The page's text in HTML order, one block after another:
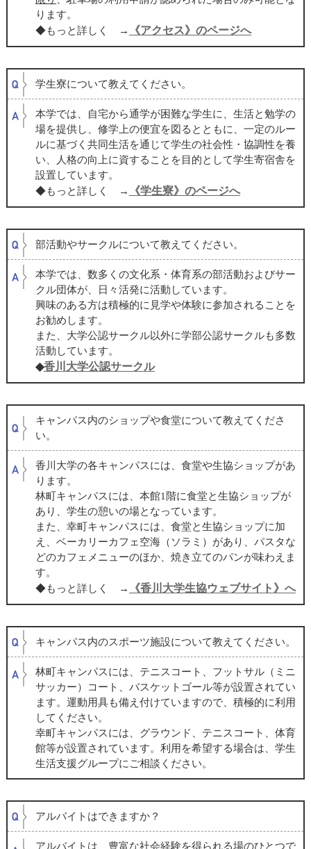
ります。
◆もっと詳しく →
《アクセス》のページへ
学生寮について教えてください。
本学では、自宅から通学が困難な学生に、生活と勉学の
場を提供し、修学上の便宜を図るとともに、一定のルー
ルに基づく共同生活を通じて学生の社会性・協調性を養
い、人格の向上に資することを目的として学生寄宿舎を
設置しています。
◆もっと詳しく →
《学生寮》のページへ
部活動やサークルについて教えてください。
本学では、 数多くの文化系・体育系の部活動およびサー
クル団体が、日々活発に活動しています。
興味のある方は積極的に見学や体験に参加されることを
お勧めします。
また、大学公認サークル以外に学部公認サークルも多数
活動しています。
◆香川大学公認サークル
キャンパス内のショップや食堂について教えてくださ
い。
香川大学の各キャンパスには、食堂や生協ショップがあ
ります。
林町キャンパスには、本館1階に食堂と生協ショップが
あり、学生の憩いの場となっています。
また、幸町キャンパスには、食堂と生協ショップに加
え、ベーカリーカフェ空海（ソラミ）があり、パスタな
どのカフェメニューのほか、焼き立てのパンが味わえま
す。
◆もっと詳しく →
《香川大学生協ウェブサイト》へ
キャンパス内のスポーツ施設について教えてください。
林町キャンパスには、テニスコート、フットサル（ミニ
サッカー）コート、バスケットゴール等が設置されてい
ます。運動用具も備え付けていますので、積極的に利用
してください。
幸町キャンパスには、グラウンド、テニスコート、体育
館等が設置されています。利用を希望する場合は、学生
生活支援グループにご相談ください。
アルバイトはできますか？
アルバイトは、豊富な社会経験を得られる場のひとつで